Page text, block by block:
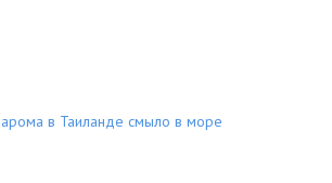
в Таиланде смыло в море